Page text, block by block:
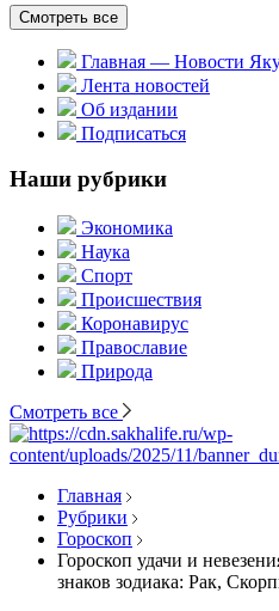
Смотреть все
Главная — Новости
Лента новостей
Об издании
Подписаться
Наши рубрики
Экономика
Наука
Спорт
Происшествия
Коронавирус
Православие
Природа
Смотреть все
Главная
Рубрики
Гороскоп
Гороскоп удачи и
знаков зодиака: Рак,